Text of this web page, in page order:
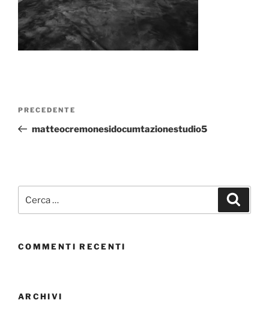
PRECEDENTE
matteocremonesidocumtazionestudio5
COMMENTI RECENTI
ARCHIVI